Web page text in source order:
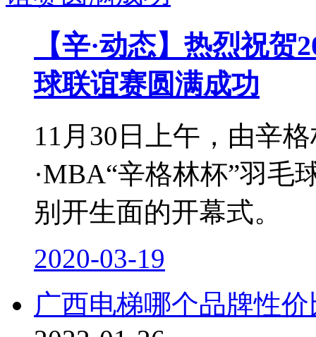
【辛·动态】热烈祝
球联谊赛圆满成功
11月30日上午，由辛
·MBA“辛格林杯”羽毛
别开生面的开幕式。
2020-03-19
广西电梯哪个品牌性